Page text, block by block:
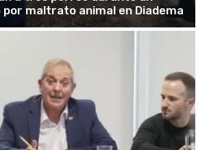
maltrato animal en Diadema